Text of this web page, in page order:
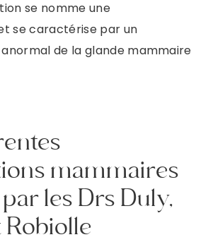
se nomme une
se caractérise par un
de la glande mammaire
mammaires
les Drs Duly,